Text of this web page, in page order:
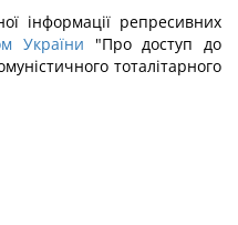
інформації репресивних
України "Про доступ до
тоталітарного